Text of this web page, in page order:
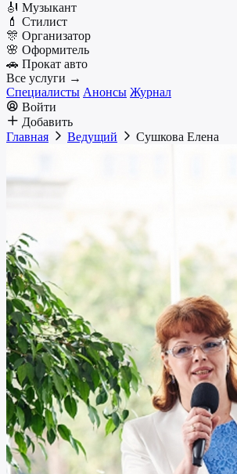
🎻 Музыкант
💄 Стилист
🎊 Организатор
🌸 Оформитель
🚗 Прокат авто
Все услуги →
Специалисты Анонсы Журнал
Войти
Добавить
Главная
Ведущий Сушкова Елена